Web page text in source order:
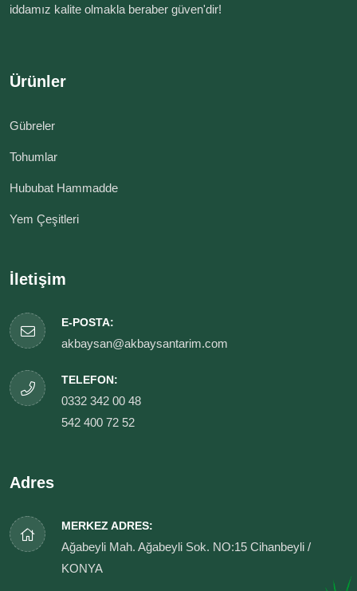
iddamız kalite olmakla beraber güven'dir!
Ürünler
Gübreler
Tohumlar
Hububat Hammadde
Yem Çeşitleri
İletişim
E-POSTA:
akbaysan@akbaysantarim.com
TELEFON:
0332 342 00 48
542 400 72 52
Adres
MERKEZ ADRES:
Ağabeyli Mah. Ağabeyli Sok. NO:15 Cihanbeyli /
KONYA